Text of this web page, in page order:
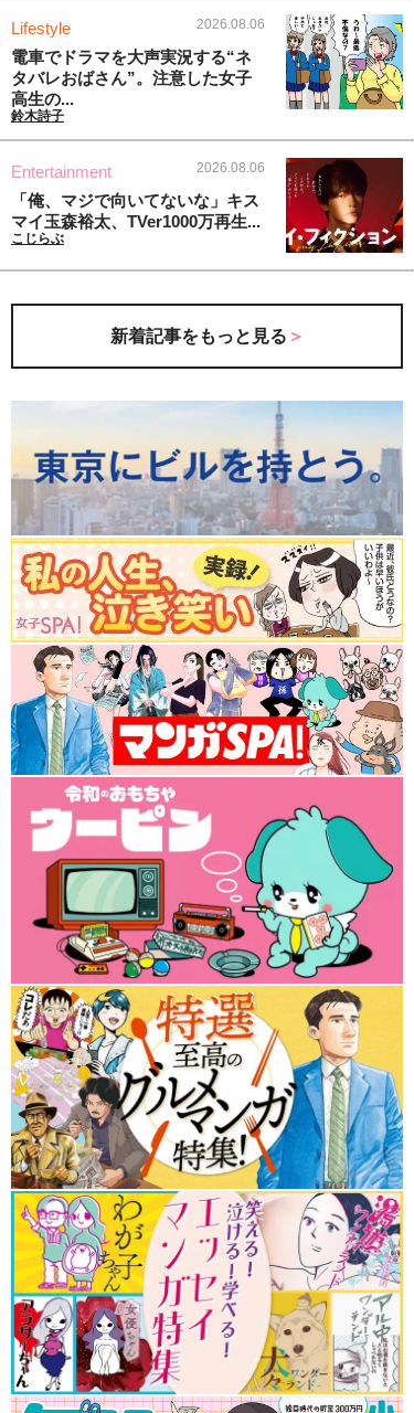
Lifestyle 2026.08.06
電車でドラマを大声実況する“ネ
タバレおばさん”。注意した女子
高生の...
鈴木詩子
Entertainment 2026.08.06
「俺、マジで向いてないな」キス
マイ玉森裕太、TVer1000万再生...
こじらぶ
新着記事をもっと見る